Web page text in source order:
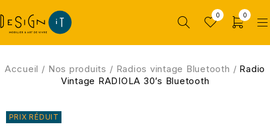
0 0
Accueil / Nos produits / Radios vintage Bluetooth / Radio
Vintage RADIOLA 30’s Bluetooth
PRIX RÉDUIT